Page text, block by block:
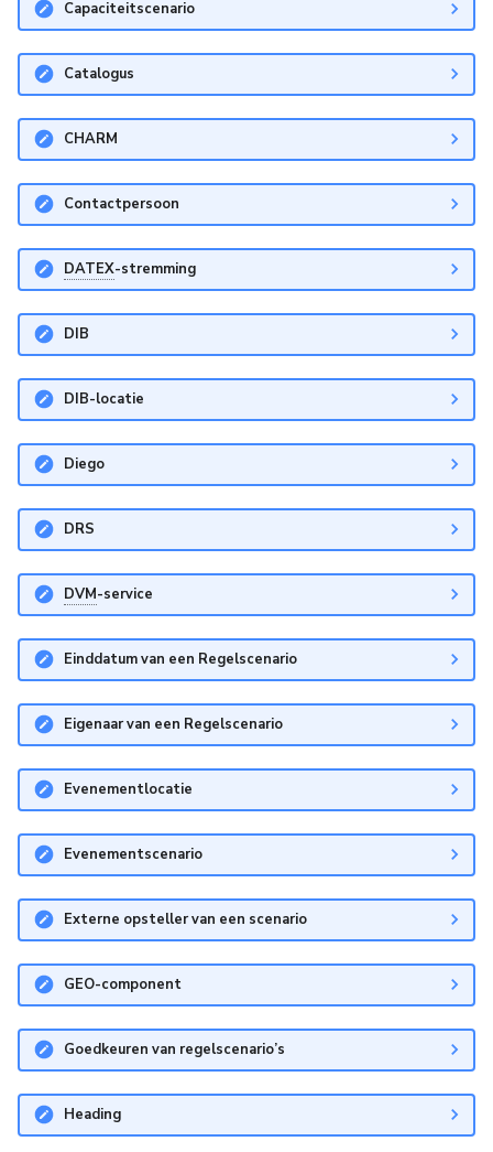
Wegwerkzaamheden
Pagina's
Middenbermbreedte
Geleiderails
Fiets(suggestie)stroken
Fietsstrooiroutes
Voetgangersoversteekplaatsen
Oversteekplaatsen
Bijlagen
Capaciteitscenario
Catalogus
CHARM
Contactpersoon
DATEX-stremming
DIB
DIB-locatie
Diego
DRS
DVM-service
Einddatum van een Regelscenario
Eigenaar van een Regelscenario
Evenementlocatie
Evenementscenario
Externe opsteller van een scenario
GEO-component
Goedkeuren van regelscenario’s
Heading